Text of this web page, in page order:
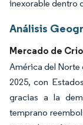
inexorable dentro
Análisis
Mercado de
América del Norte
2025, con
gracias a la
temprano